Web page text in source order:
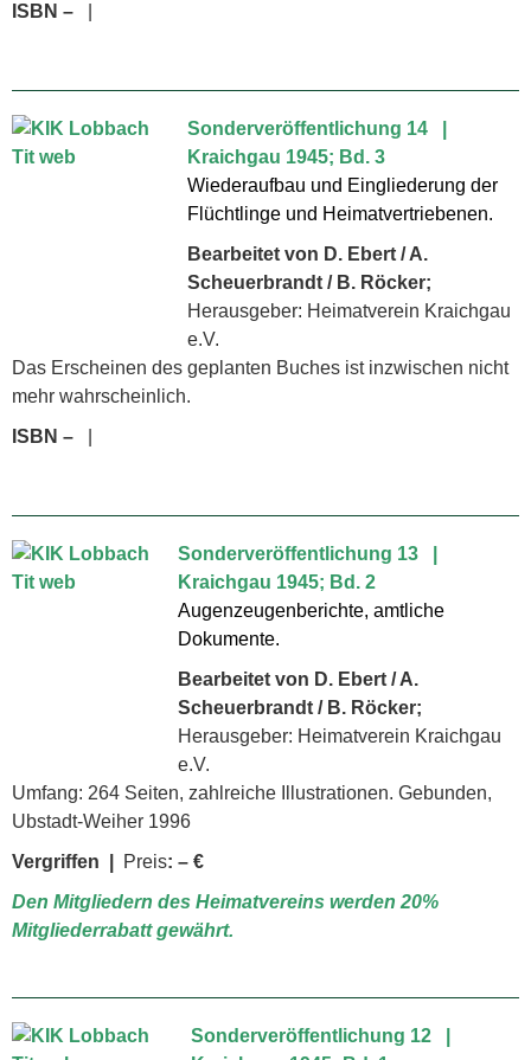
ISBN –
Sonderveröffentlichung 14 |
Kraichgau 1945; Bd. 3
Wiederaufbau und Eingliederung der
Flüchtlinge und Heimatver­triebenen.
Bearbeitet von D. Ebert / A.
Scheuerbrandt / B. Röcker;
Herausgeber: Heimatverein Kraichgau
e.V.
Das Erscheinen des geplanten Buches ist inzwischen nicht
mehr wahrscheinlich.
ISBN –
Sonderveröffentlichung 13 |
Kraichgau 1945; Bd. 2
Augenzeugenberichte, amtliche
Dokumente.
Bearbeitet von D. Ebert / A.
Scheuerbrandt / B. Röcker;
Herausgeber: Heimatverein Kraichgau
e.V.
Umfang: 264 Seiten, zahlreiche Illustrationen. Gebunden,
Ubstadt-Weiher 1996
Vergriffen |
Preis: – €
Den Mitgliedern des Heimatvereins werden 20%
Mitgliederrabatt gewährt.
Sonderveröffentlichung 12 |